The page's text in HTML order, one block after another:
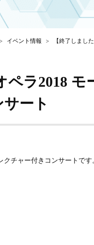
イベント情報 【終了しまし
ペラ2018 モ
ート
チャー付きコンサートです